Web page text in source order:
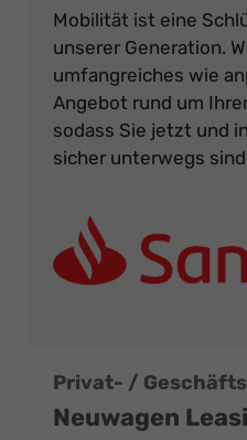
Mobilität ist eine
unserer Generation.
umfangreiches wie
Angebot rund um
sodass Sie jetzt und
sicher unterwegs
Privat- /
Neuwagen